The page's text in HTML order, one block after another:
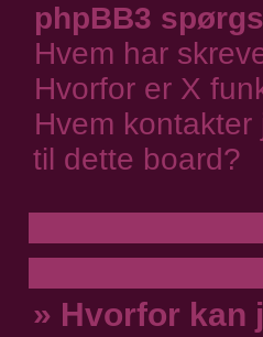
phpBB3
Hvem har
Hvorfor er X
Hvem
til dette board?
» Hvorfor kan